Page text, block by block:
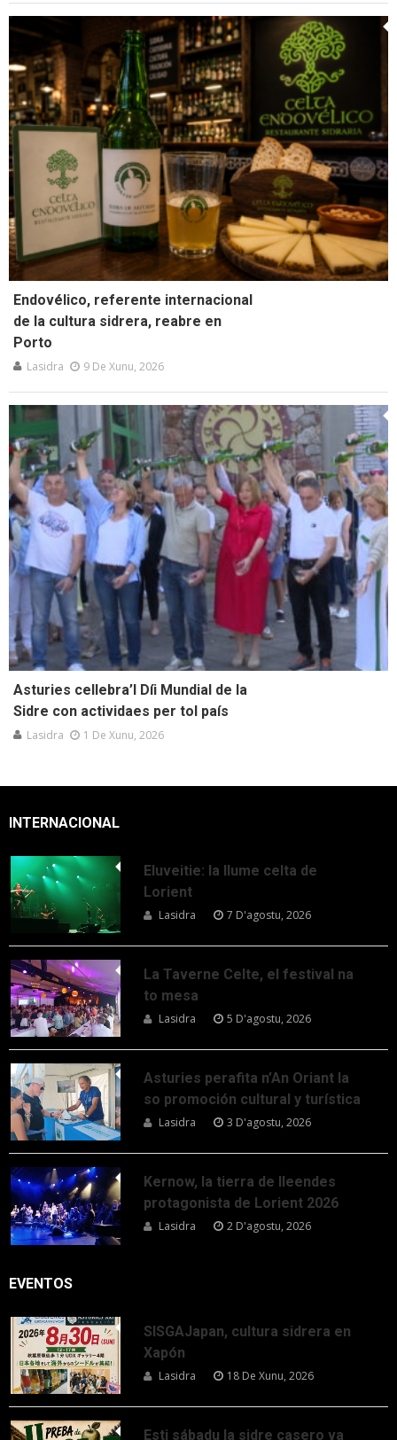
Endovélico, referente internacional
de la cultura sidrera, reabre en
Porto
Lasidra 9 De Xunu, 2026
Asturies cellebra’l Díi Mundial de la
Sidre con actividaes per tol país
Lasidra 1 De Xunu, 2026
INTERNACIONAL
Eluveitie: la llume celta de
Lorient
Lasidra 7 D'agostu, 2026
La Taverne Celte, el festival na
to mesa
Lasidra 5 D'agostu, 2026
Asturies perafita n’An Oriant la
so promoción cultural y turística
Lasidra 3 D'agostu, 2026
Kernow, la tierra de lleendes
protagonista de Lorient 2026
Lasidra 2 D'agostu, 2026
EVENTOS
SISGAJapan, cultura sidrera en
Xapón
Lasidra 18 De Xunu, 2026
Esti sábadu la sidre casero va